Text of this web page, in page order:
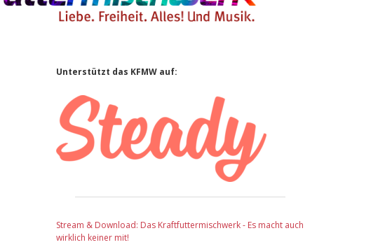
Sidebar
Unterstützt das KFMW auf:
Stream & Download: Das Kraftfuttermischwerk - Es macht auch
wirklich keiner mit!